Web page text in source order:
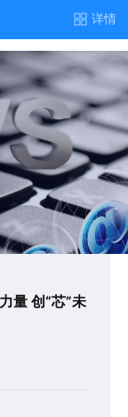
量 创“芯”未